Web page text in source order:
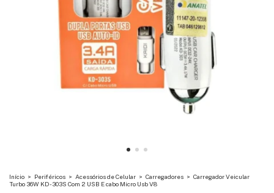
Início > Periféricos > Acessórios de Celular > Carregadores > Carregador Veicular
Turbo 36W KD-303S Com 2 USB E cabo Micro Usb V8